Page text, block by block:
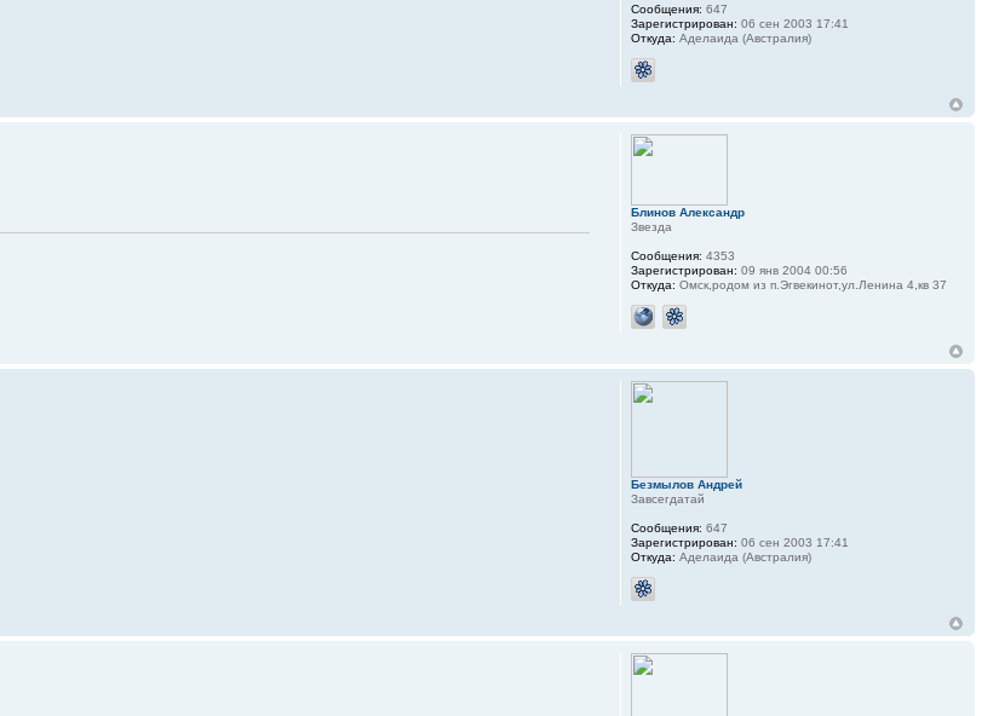
Сообщения: 647
Зарегистрирован: 06 сен 2003 17:41
Откуда: Аделаида (Австралия)
Блинов Александр
Звезда
Сообщения: 4353
Зарегистрирован: 09 янв 2004 00:56
Откуда: Омск,родом из п.Эгвекинот,ул.Ленина 4,кв 37
Безмылов Андрей
Завсегдатай
Сообщения: 647
Зарегистрирован: 06 сен 2003 17:41
Откуда: Аделаида (Австралия)